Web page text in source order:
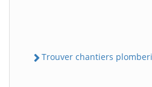
Trouver chantiers